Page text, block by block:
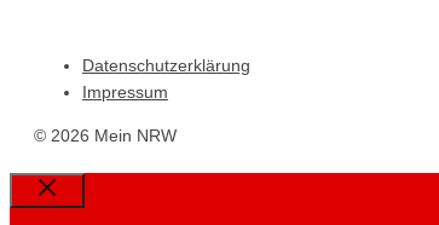
Datenschutzerklärung
Impressum
© 2026 Mein NRW
Close